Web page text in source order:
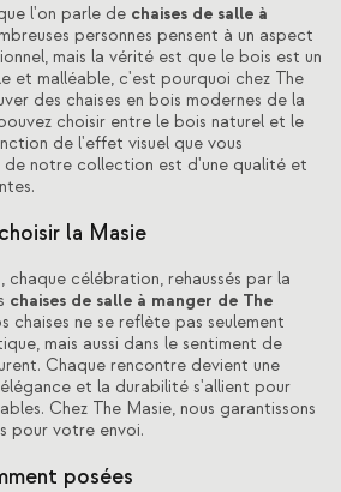
l'on parle de chaises de salle à
personnes pensent à un aspect
mais la vérité est que le bois est un
et malléable, c'est pourquoi chez The
des chaises en bois modernes de la
choisir entre le bois naturel et le
de l'effet visuel que vous
de notre collection est d'une qualité et
la Masie
chaque célébration, rehaussés par la
chaises de salle à manger de The
chaises ne se reflète pas seulement
mais aussi dans le sentiment de
Chaque rencontre devient une
et la durabilité s'allient pour
Chez The Masie, nous garantissons
pour votre envoi.
posées